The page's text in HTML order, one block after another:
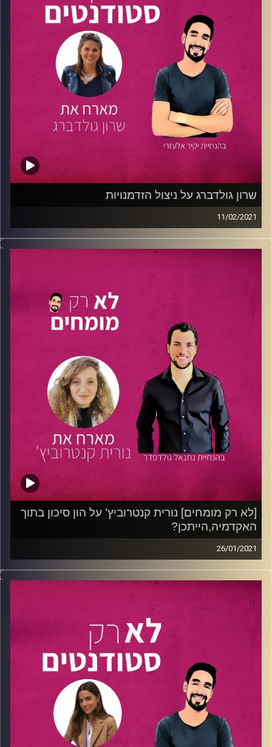
על כל אלו ועוד ירחיבו יקיר ומיכאל במהלך הפרק, נלמד
ממיכאל איך משלבים בין כל הדברים ואיך מוצאים את הזמן
להנות מהכל, נשמע ממיכאל על הקשיים וההצלחות בדרכו
היזמית שהחלה כבר בגיל 18, על איך מתקבלים לאוניברסיטה
בינלאומית בארצות הברית? ונקבל ממנו טיפים ששווים זהב
ובמגוון תחומים.
טיפ אחד ממיכאל : תתחילו עוד לפני שאתם יודעים מה
לעשות, תלמדו תוך כדי תנועה.
חולמים בגדול? מחפשים את הפרק שיתן לכם את ההשראה
קרדיט תמונות:נתנאל גולדפדר
שרון גולדברג על ניצול הזדמנויות
11/02/2021
הפעם יקיר מארח לשיחה אתשרון גולדברג, סטודנטית שנה
רביעיתלפכ"מ(פילוסופיה, כלכלה, מדעי
במקביל שרון עובדת בקרן ההון סיכון
JVP(Jerusalem
שרון עבדה במהלך התואר במספר לא מבוטל של תפקידים
מעניינים- החל ממסדרונות
ומשרד האוצר
לתפקיד הנוכחי בקרן JVP.
יקיר ושרון משוחחים על ניצול הזדמנויות, על איך שרון אזרה
את האומץ ללכת בעקבות החלומות שלה ולא פחדה לעשות
צעדים משמעותיים אל מחוץ לאיזור הנוחות.
טיפ משרון: אל תתביישו, תדעו מה אתם שווים, תאזרו אומץ
חולמים על משרת החלומות וצריכים את הרוח הגבית כדי לדרוש
אותה? הפרק הזה הוא בשבילכם!
קרדיט תמונות:נתנאל גולדפדר
[לא רק מומחים] נורית קנטרוביץ' על הון סיכון בתוך
האקדמיה,הייתכן?
26/01/2021
fresh.cast – שיתוף פעולה בין "לא רק סטודנטים" לקרן ההון
סיכוןfresh.fund
.
בפרק זה מראיין נתנאל את
באוניברסיטת חיפה, אשת אשכולות ובעלת
תפקידים רבים וביניהם – היא מנהלת פרויקטים ושותפויות
בתכנית לחדשנות ויזמות באוניברסיטת חיפה (HIL-Haifa
Innovation labs) ובתוך התכנית אחראית על קרן
ההשקעותHIL Fund
-קרן תוך אוניברסיטאית שהוקמה
נתנאל ונורית משוחחים על ריבוי תפקידים תוך לימודים
באקדמיה וצוללים עמוק לתוך עולם ההון סיכון